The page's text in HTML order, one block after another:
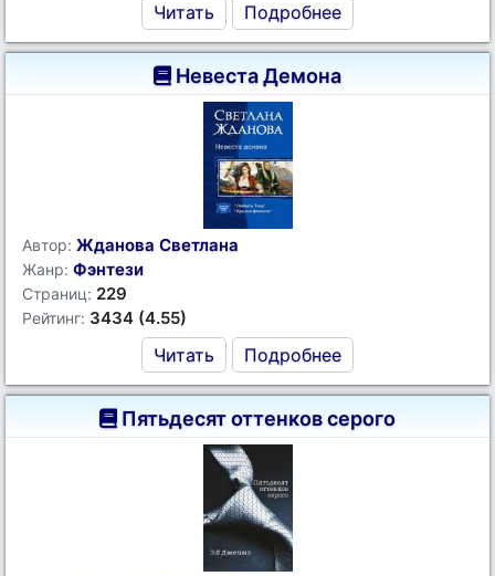
Читать Подробнее
Невеста Демона
Автор: Жданова Светлана
Жанр: Фэнтези
Страниц: 229
Рейтинг: 3434 (4.55)
Читать Подробнее
Пятьдесят оттенков серого